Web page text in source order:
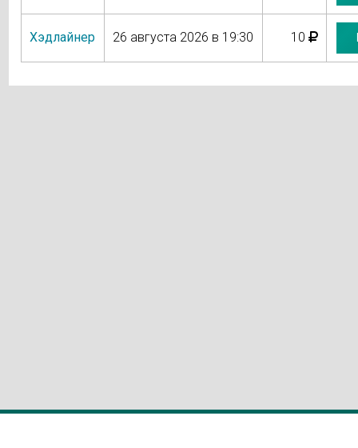
Хэдлайнер 26 августа 2026 в 19:30 10